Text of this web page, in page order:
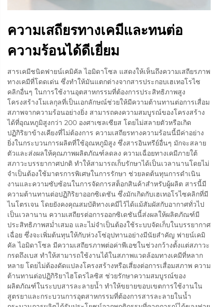
ความเสถียรทางเคมีและทนต่อ
ความร้อนได้ดีเยี่ยม
สารเคมีชนิดฟายน์เคมิคัล ไอมิดาโซล แสดงให้เห็นถึงความเสถียรภาพ
ทางเคมีที่โดดเด่น ซึ่งทำให้มันแตกต่างจากสารประกอบเฮเทอโรไซ
คลิกอื่นๆ ในการใช้งานอุตสาหกรรมที่ต้องการประสิทธิภาพสูง
โครงสร้างโมเลกุลที่เป็นเอกลักษณ์ช่วยให้มีความต้านทานต่อการเสื่อม
สภาพจากความร้อนอย่างยิ่ง สามารถคงความสมบูรณ์ของโครงสร้าง
ได้ที่อุณหภูมิสูงกว่า 200 องศาเซลเซียส โดยไม่สลายตัวหรือเกิด
ปฏิกิริยาข้างเคียงที่ไม่ต้องการ ความเสถียรทางความร้อนนี้มีค่าอย่าง
ยิ่งในกระบวนการผลิตที่ใช้อุณหภูมิสูง ซึ่งสารอินทรีย์อื่นๆ มักจะสลาย
ตัวและส่งผลให้คุณภาพผลิตภัณฑ์ลดลง ความเฉื่อยทางเคมีภายใต้
สภาวะบรรยากาศปกติ ทำให้สามารถเก็บรักษาได้เป็นเวลานานโดยไม่
จำเป็นต้องใช้มาตรการพิเศษในการรักษา ช่วยลดต้นทุนการดำเนิน
งานและความซับซ้อนในการจัดการสต็อกสินค้าสำหรับผู้ผลิต สารนี้มี
ความต้านทานต่อปฏิกิริยาออกซิเดชัน ซึ่งมักเกิดกับเฮเทอโรไซคลิกที่มี
ไนโตรเจน โดยยังคงคุณสมบัติทางเคมีไว้ได้แม้สัมผัสกับอากาศทั่วไป
เป็นเวลานาน ความเสถียรต่อการออกซิเดชันนี้ส่งผลให้ผลิตภัณฑ์มี
ประสิทธิภาพสม่ำเสมอ และไม่จำเป็นต้องใช้ระบบจัดเก็บในบรรยากาศ
เฉื่อย ซึ่งจะเพิ่มต้นทุนให้กับห่วงโซ่อุปทานอย่างมีนัยสำคัญ ฟายน์เคมิ
คัล ไอมิดาโซล มีความเสถียรภาพต่อค่าพีเอชในช่วงกว้างตั้งแต่สภาวะ
กรดถึงเบส ทำให้สามารถใช้งานได้ในสภาพแวดล้อมทางเคมีที่หลาก
หลาย โดยไม่ต้องดัดแปลงโครงสร้างหรือเสี่ยงต่อการเสื่อมสภาพ ความ
ต้านทานต่อปฏิกิริยาไฮโดรไลซิส ช่วยรักษาความสมบูรณ์ของ
ผลิตภัณฑ์ในระบบสารละลายน้ำ ทำให้ขยายขอบเขตการใช้งานใน
สูตรยาและกระบวนการอุตสาหกรรมที่ต้องการสารละลายในน้ำ